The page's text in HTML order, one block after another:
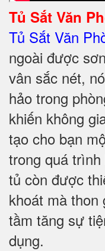
Tủ Sắt Văn
Tủ Sắt Văn
ngoài được
vân sắc nét,
hảo trong
khiến không
tạo cho bạn
trong quá
tủ còn được
khoát mà
tầm tăng sự
dụng.